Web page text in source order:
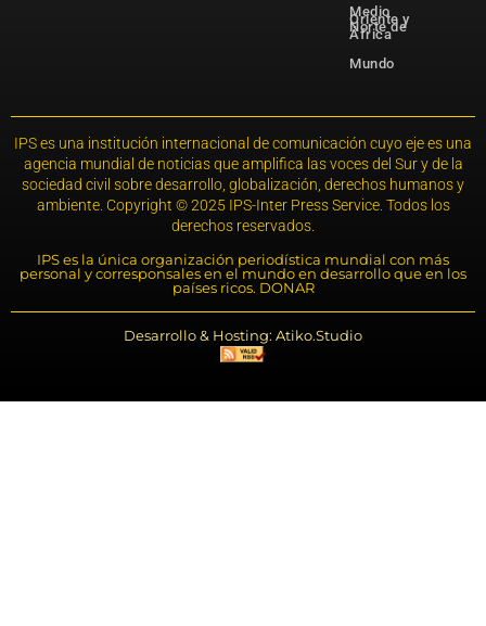
Medio
Oriente y
Norte de
África
Mundo
IPS es una institución internacional de comunicación cuyo eje es una
agencia mundial de noticias que amplifica las voces del Sur y de la
sociedad civil sobre desarrollo, globalización, derechos humanos y
ambiente. Copyright © 2025 IPS-Inter Press Service. Todos los
derechos reservados.
IPS es la única organización periodística mundial con más
personal y corresponsales en el mundo en desarrollo que en los
países ricos. DONAR
Desarrollo & Hosting: Atiko.Studio